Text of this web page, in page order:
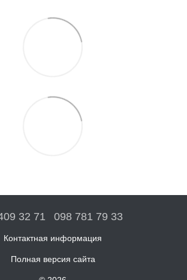
32 71 098 781 79 33
Контактная информация
Полная версия сайта